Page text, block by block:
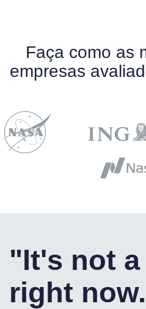
Faça como as
empresas
"It's not
right